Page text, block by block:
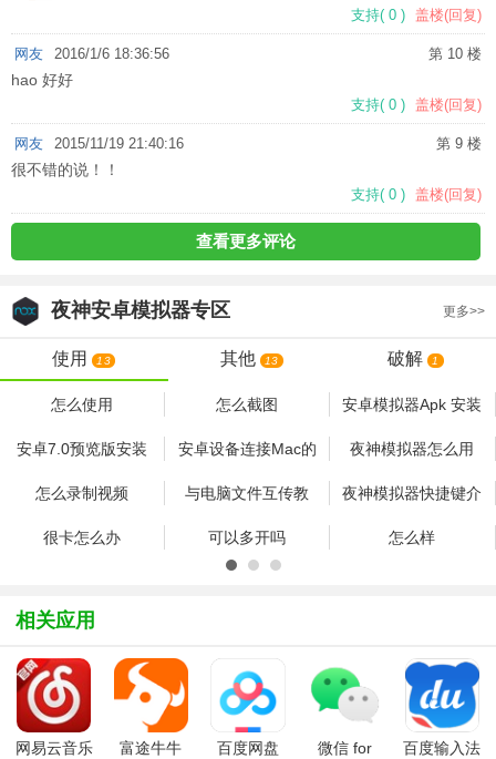
支持( 0 ) 盖楼(回复)
第 10 楼
网友 2016/1/6 18:36:56
hao 好好
支持( 0 ) 盖楼(回复)
第 9 楼
网友 2015/11/19 21:40:16
很不错的说！！
支持( 0 ) 盖楼(回复)
查看更多评论
夜神安卓模拟器专区 更多>>
使用 13 其他 13 破解 1
怎么使用 怎么截图
安卓模拟器Apk 安装
安卓7.0预览版安装
7.0系统镜像大全
安卓设备连接Mac的
夜神模拟器怎么用
方法大大全
怎么录制视频 与电脑文件互传教
夜神模拟器快捷键介
神多开器使用方法
很卡怎么办 可以多开吗 怎么样
相关应用
网易云音乐
富途牛牛
百度网盘
微信 for
百度输入法